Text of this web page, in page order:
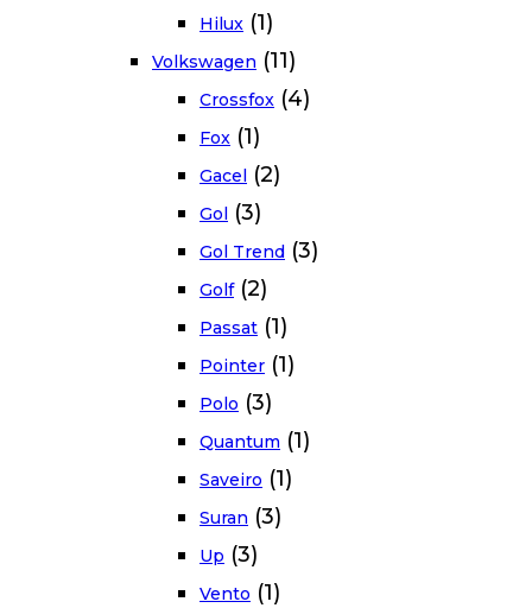
Hilux (1)
Volkswagen (11)
Crossfox (4)
Fox (1)
Gacel (2)
Gol (3)
Gol Trend (3)
Golf (2)
Passat (1)
Pointer (1)
Polo (3)
Quantum (1)
Saveiro (1)
Suran (3)
Up (3)
Vento (1)